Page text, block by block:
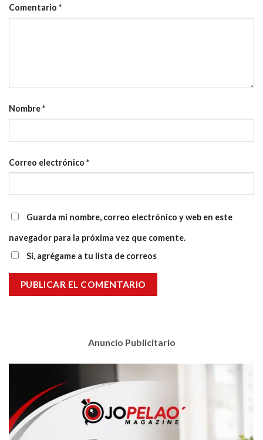
Comentario *
Nombre*
Correo electrónico *
Guarda mi nombre, correo electrónico y web en este
navegador para la próxima vez que comente.
Sí, agrégame a tu lista de correos
Anuncio Publicitario